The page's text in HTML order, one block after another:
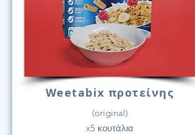
Weetabix προτείνης
(original)
x5 κουτάλια